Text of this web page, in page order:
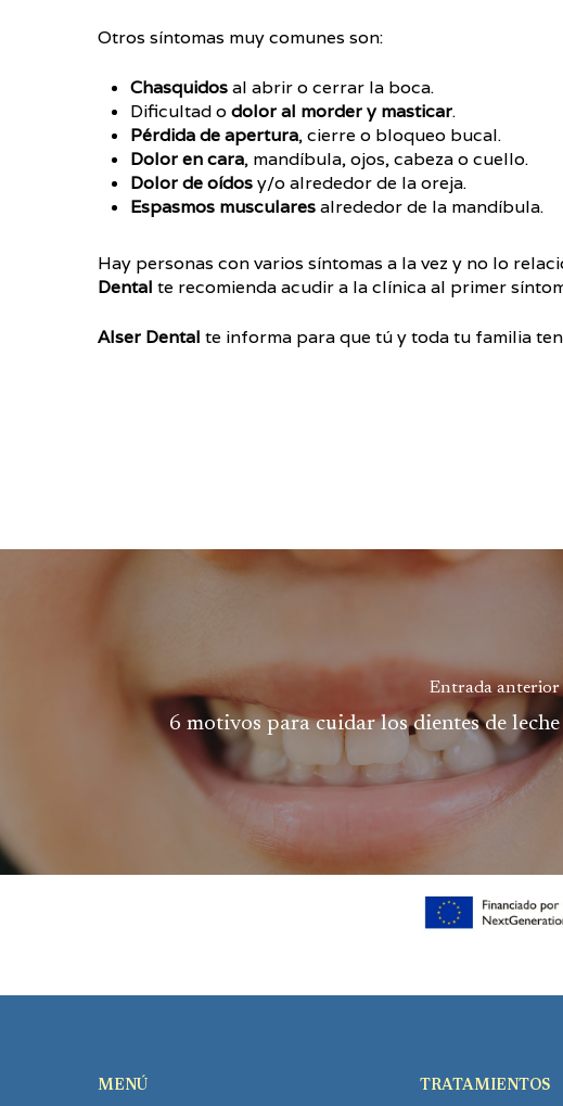
Otros síntomas muy comunes son:
Chasquidosal abrir o cerrar la boca.
Dificultad o dolor al morder y masticar.
Pérdida de apertura, cierre o bloqueo bucal.
Dolor en cara, mandíbula, ojos, cabeza o cuello.
Dolor de oídosy/o alrededor de la oreja.
Espasmos muscularesalrededor de la mandíbula.
Hay personas con varios síntomas a la vez y no lo
Dental te recomienda acudir a la clínica al primer
Alser Dental te informa para que tú y toda tu familia
Entrada anterior
6 motivos para cuidar los dientes de leche
MENÚ TRATAMIENTOS